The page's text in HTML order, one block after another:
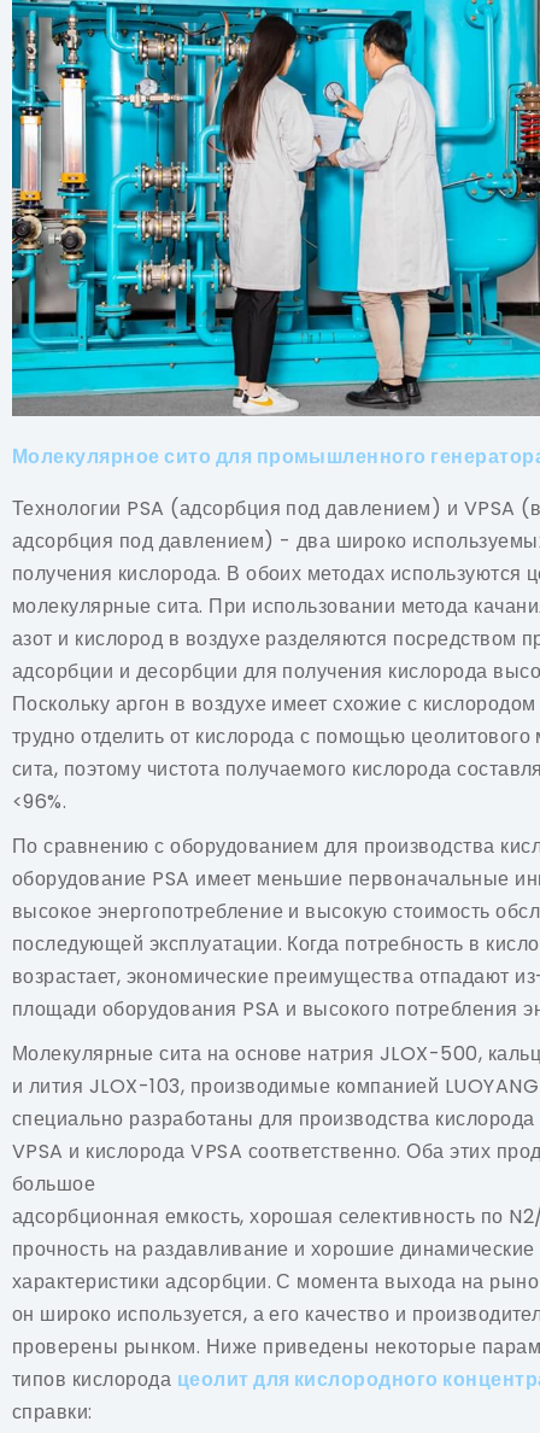
Молекулярное сито для промышленного
Технологии PSA (адсорбция под давлением) и VPSA
адсорбция под давлением) - два широко
получения кислорода. В обоих методах используются
молекулярные сита. При использовании метода
азот и кислород в воздухе разделяются посредством
адсорбции и десорбции для получения кислорода
Поскольку аргон в воздухе имеет схожие с кислородом
трудно отделить от кислорода с помощью цеолитового
сита, поэтому чистота получаемого кислорода
<96%.
По сравнению с оборудованием для производства
оборудование PSA имеет меньшие первоначальные
высокое энергопотребление и высокую стоимость
последующей эксплуатации. Когда потребность в
возрастает, экономические преимущества отпадают
площади оборудования PSA и высокого потребления
Молекулярные сита на основе натрия JLOX-500,
и лития JLOX-103, производимые компанией
специально разработаны для производства кислорода
VPSA и кислорода VPSA соответственно. Оба этих
большое
адсорбционная емкость, хорошая селективность по
прочность на раздавливание и хорошие динамические
характеристики адсорбции. С момента выхода на
он широко используется, а его качество и
проверены рынком. Ниже приведены некоторые
типов кислорода цеолит для кислородного
справки: